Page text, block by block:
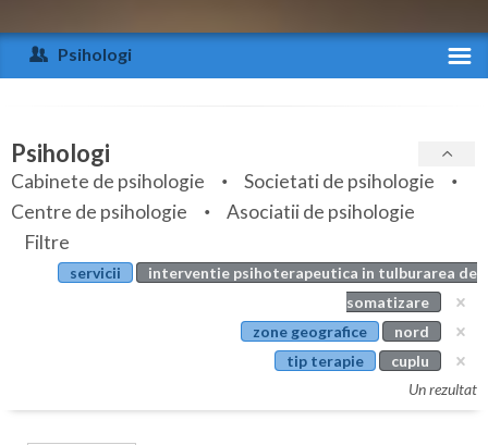
Arad
Arges
Bihor
Bistrita-Nasaud
Botosani
Psihologi
Specialitati
Servicii
Articole
Evenimente
Psihologi
Cabinete de psihologie
Societati de psihologie
Centre de psihologie
Asociatii de psihologie
Filtre
servicii
interventie psihoterapeutica in tulburarea de
somatizare
zone geografice
nord
tip terapie
cuplu
Un rezultat